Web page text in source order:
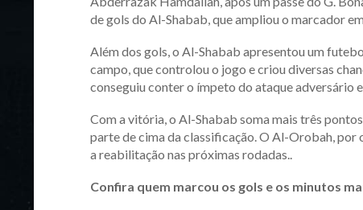
de gols do Al-Shabab, que ampliou o marcador
Além dos gols, o Al-Shabab apresentou um
campo, que controlou o jogo e criou diversas
conseguiu conter o ímpeto do ataque adversário
Com a vitória, o Al-Shabab soma mais três
parte de cima da classificação. O Al-Orobah,
a reabilitação nas próximas rodadas..
Confira quem marcou os gols e os minutos